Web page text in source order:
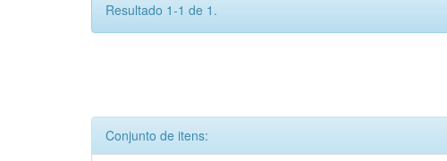
Resultado 1-1 de 1.
Conjunto de itens: